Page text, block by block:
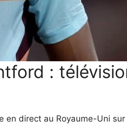
:
en direct au Royaume-Uni